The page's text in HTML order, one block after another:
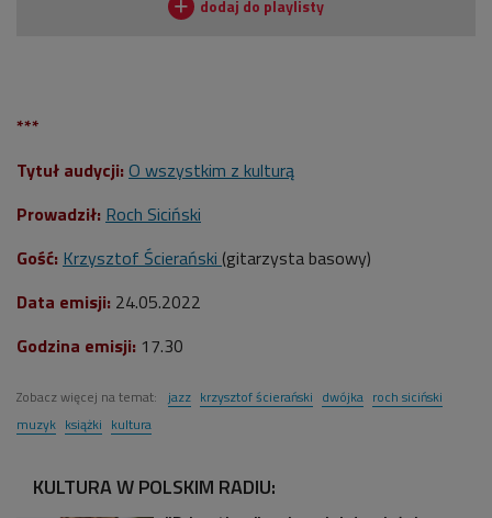
***
Tytuł audycji: O wszystkim z kulturą
Prowadził: Roch Siciński
Gość: Krzysztof Ścierański (gitarzysta basowy)
Data emisji: 24.05.2022
Godzina emisji: 17.30
Zobacz więcej na temat: jazz krzysztof ścierański dwójka roch siciński
muzyk książki kultura
KULTURA W POLSKIM RADIU: